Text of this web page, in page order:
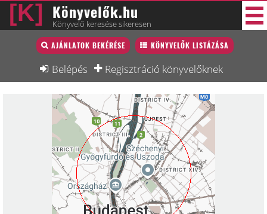
Könyvelők.hu
Könyvelő keresése sikeresen
AJÁNLATOK BEKÉRÉSE KÖNYVELŐK LISTÁZÁSA
Belépés Regisztráció könyvelőknek
Könyvelő lista
Könyvelési munkák
Képzésnaptár